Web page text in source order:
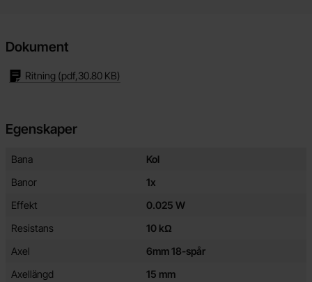
Dokument
Ritning (pdf, 30.80 KB)
Egenskaper
Egenskaper/attribut för denna produkt
Attribut
Bana
Kol
Banor
1x
Effekt
0.025 W
Resistans
10 kΩ
Axel
6mm 18-spår
Axellängd
15 mm